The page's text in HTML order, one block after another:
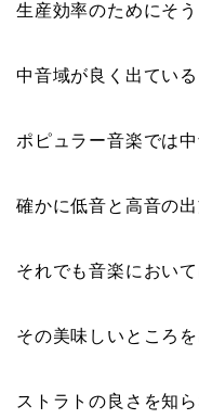
生産効率のためにそ
中音域が良く出ている
ポピュラー音楽では
確かに低音と高音の
それでも音楽におい
その美味しいところ
ストラトの良さを知